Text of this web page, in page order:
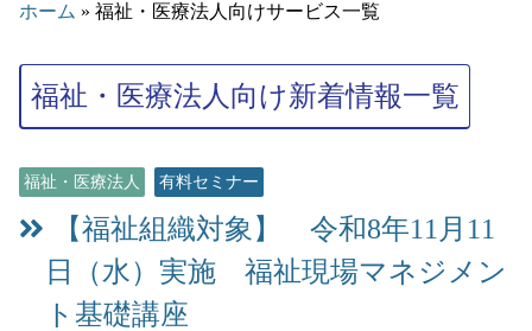
ホーム » 福祉・医療法人向けサービス一覧
福祉・医療法人向け新着情報一覧
福祉・医療法人 有料セミナー
【福祉組織対象】 令和8年11月11
日（水）実施 福祉現場マネジメン
ト基礎講座